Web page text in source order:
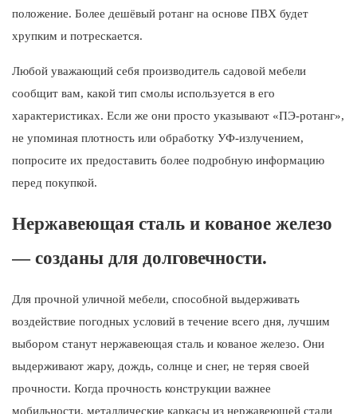
положение. Более дешёвый ротанг на основе ПВХ будет
хрупким и потрескается.
Любой уважающий себя производитель садовой мебели
сообщит вам, какой тип смолы используется в его
характеристиках. Если же они просто указывают «ПЭ-ротанг»,
не упоминая плотность или обработку УФ-излучением,
попросите их предоставить более подробную информацию
перед покупкой.
Нержавеющая сталь и кованое железо
— созданы для долговечности.
Для прочной уличной мебели, способной выдерживать
воздействие погодных условий в течение всего дня, лучшим
выбором станут нержавеющая сталь и кованое железо. Они
выдерживают жару, дождь, солнце и снег, не теряя своей
прочности. Когда прочность конструкции важнее
мобильности, металлические каркасы из нержавеющей стали